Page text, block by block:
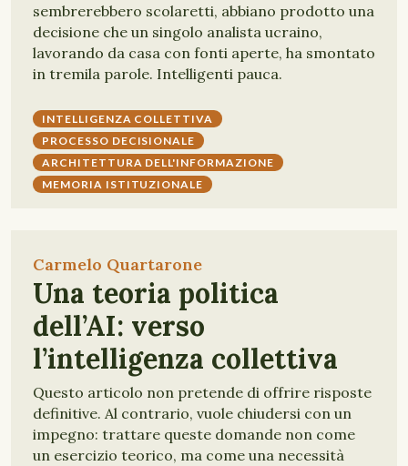
sembrerebbero scolaretti, abbiano prodotto una
decisione che un singolo analista ucraino,
lavorando da casa con fonti aperte, ha smontato
in tremila parole. Intelligenti pauca.
INTELLIGENZA COLLETTIVA
PROCESSO DECISIONALE
ARCHITETTURA DELL'INFORMAZIONE
MEMORIA ISTITUZIONALE
Carmelo Quartarone
Una teoria politica
dell’AI: verso
l’intelligenza collettiva
Questo articolo non pretende di offrire risposte
definitive. Al contrario, vuole chiudersi con un
impegno: trattare queste domande non come
un esercizio teorico, ma come una necessità